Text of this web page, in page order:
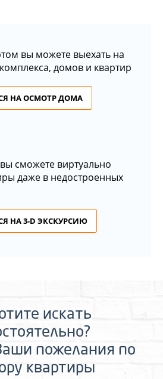
вы можете выехать на
домов и квартир
НА ОСМОТР ДОМА
сможете виртуально
даже в недостроенных
НА 3-D ЭКСКУРСИЮ
искать
пожелания по
квартиры